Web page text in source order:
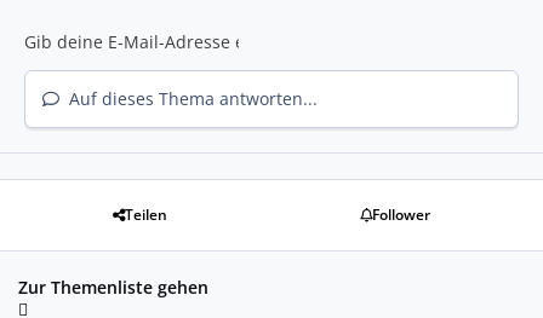
Auf dieses Thema antworten...
Teilen Follower
Zur Themenliste gehen